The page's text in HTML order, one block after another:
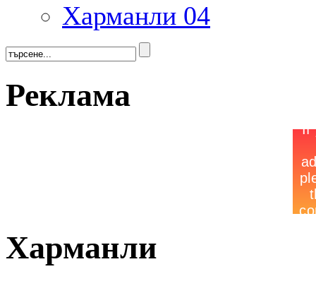
Харманли 04
Реклама
Харманли